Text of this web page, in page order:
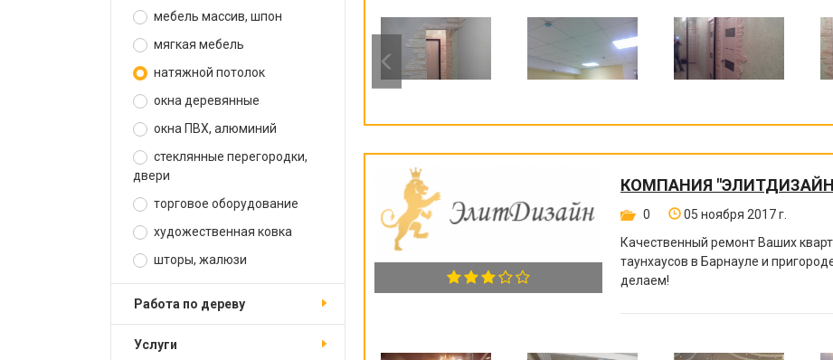
мебель массив, шпон
мягкая мебель
натяжной потолок
окна деревянные
окна ПВХ, алюминий
стеклянные перегородки,
двери
торговое оборудование
художественная ковка
шторы, жалюзи
работа по дереву
услуги
КОМПАНИЯ
0
05 ноября 2017 г.
Качественный ремонт Ваших
таунхаусов в Барнауле и
делаем!